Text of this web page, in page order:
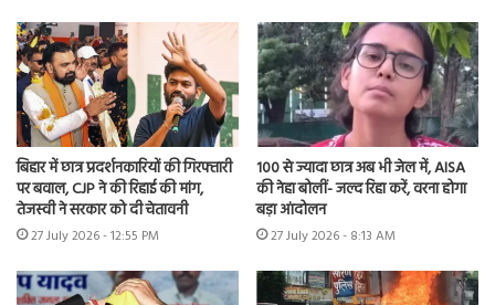
बिहार में छात्र प्रदर्शनकारियों की गिरफ्तारी
पर बवाल, CJP ने की रिहाई की मांग,
तेजस्वी ने सरकार को दी चेतावनी
27 July 2026 - 12:55 PM
100 से ज्यादा छात्र अब भी जेल में, AISA
की नेहा बोलीं- जल्द रिहा करें, वरना होगा
बड़ा आंदोलन
27 July 2026 - 8:13 AM